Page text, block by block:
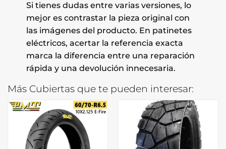
Si tienes dudas entre varias versiones, lo
mejor es contrastar la pieza original con
las imágenes del producto. En patinetes
eléctricos, acertar la referencia exacta
marca la diferencia entre una reparación
rápida y una devolución innecesaria.
Más Cubiertas que te pueden interesar: